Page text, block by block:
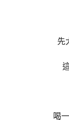
先
喝